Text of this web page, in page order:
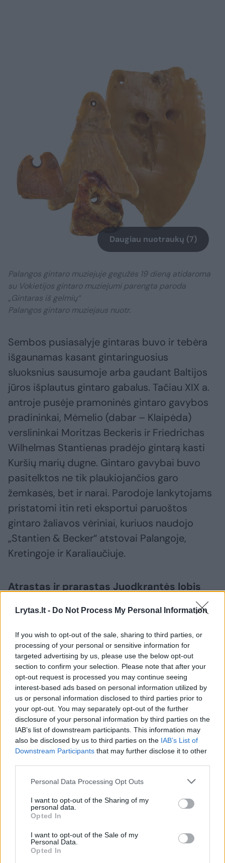
Lrytas.lt - Do Not Process My Personal Information
If you wish to opt-out of the sale, sharing to third parties, or
processing of your personal or sensitive information for
targeted advertising by us, please use the below opt-out
section to confirm your selection. Please note that after your
opt-out request is processed you may continue seeing
interest-based ads based on personal information utilized by
us or personal information disclosed to third parties prior to
your opt-out. You may separately opt-out of the further
disclosure of your personal information by third parties on the
IAB’s list of downstream participants. This information may
also be disclosed by us to third parties on the IAB’s List of
Downstream Participants that may further disclose it to other
Personal Data Processing Opt Outs
I want to opt-out of the Sharing of my
personal data.
Opted In
I want to opt-out of the Sale of my
Personal Data.
Opted In
Daugiau nuotraukų (7)
Palangos gintaro muziejuje gegužės 19 dieną atidaroma
su Vokietijos gintaro muziejumi parengta paroda
„Gintaras iš gelmių“
Palangos gintaro muziejaus nuotr.
Sembos pusiasalyje gintaras buvo ir tebėra
išgaunamas kasant gintaringuosius
sluoksnius sausumoje arba gaudant Baltijos
jūros išplautus gintaro gabalus. Tačiau XIX a.
antroje pusėje pramoninės gintaro gavybos
pradininkai, Mėmelio (dabar – Klaipėda)
verslininkai Moritzas Beckeris ir Friedrichas
Wilhelmas Stantienas pradėjo gintarą kasti
Kuršių marių dugne. Gintaro gavybai buvo
pasitelktos ne tik plaukiojančios garo
žemkasės, bet ir narai. Parodoje lankytojams
pristatomi itin reti eksportui paruoštos
gintaro žaliavos vėriniai, kuriuos naudojo
„Stantien & Becker“ atstovai Palangoje,
Kretingoje ir Karaliaučiuje.
Atrastas ir prarastas Juodkrantės lobis
veiklos rezultatų yra Kuršių marių įlankoje
įmonės darbuotojo, geologo, gintaro ir jo
dirbinių tyrinėtojo Richardo Klebso surinktas
Juodkrantės lobis. Ilgai manyta, jog visas
rinkinys, išskyrus keletą egzempliorių,
saugomų Getingeno Jurgio Augusto
universiteto Geologijos ir mineralogijos
institute bei muziejuje, dingo Antrojo
pasaulinio karo metais. Tačiau Ribnice-
muziejus pristato dar vieną išlikusį originalų
šio rinkinio kabutį. Jis karo pabaigoje kartu su
keliomis kitomis vertybėmis iš Karaliaučiaus
buvo išvežtas į užsienį, todėl išliko iki šių
dienų ir yra pristatomas parodoje „Gintaras